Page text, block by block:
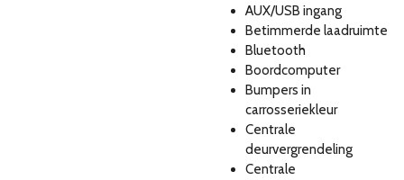
AUX/USB ingang
Betimmerde laadruimte
Bluetooth
Boordcomputer
Bumpers in
carrosseriekleur
Centrale
deurvergrendeling
Centrale